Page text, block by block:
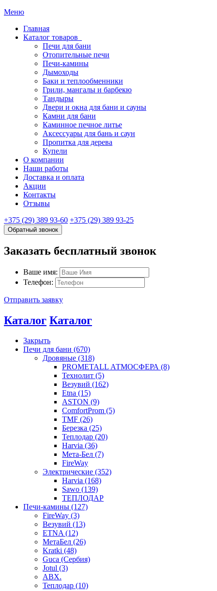
Меню
Главная
Каталог товаров
Печи для бани
Отопительные печи
Печи-камины
Дымоходы
Баки и теплообменники
Грили, мангалы и барбекю
Тандыры
Двери и окна для бани и сауны
Камни для бани
Каминное печное литье
Аксессуары для бань и саун
Пропитка для дерева
Купели
О компании
Наши работы
Доставка и оплата
Акции
Контакты
Отзывы
+375 (29) 389 93-60 +375 (29) 389 93-25
Обратный звонок
Заказать бесплатный звонок
Ваше имя:
Телефон:
Отправить заявку
Каталог Каталог
Закрыть
Печи для бани (670)
Дровяные (318)
PROMETALL АТМОСФЕРА (8)
Технолит (5)
Везувий (162)
Etna (15)
ASTON (9)
ComfortProm (5)
TMF (26)
Березка (25)
Теплодар (20)
Harvia (36)
Мета-Бел (7)
FireWay
Электрические (352)
Harvia (168)
Sawo (139)
ТЕПЛОДАР
Печи-камины (127)
FireWay (3)
Везувий (13)
ETNA (12)
МетаБел (26)
Kratki (48)
Guca (Сербия)
Jotul (3)
ABX.
Теплодар (10)